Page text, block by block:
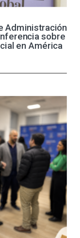
Administración
sobre
en América